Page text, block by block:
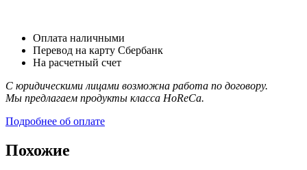
Оплата наличными
Перевод на карту Сбербанк
На расчетный счет
С юридическими лицами возможна работа по договору.
Мы предлагаем продукты класса HoReCa.
Подробнее об оплате
Похожие